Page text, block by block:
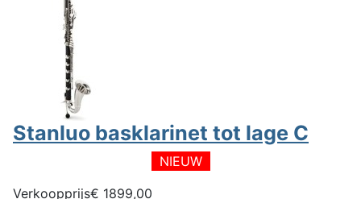
Stanluo basklarinet tot lage C
NIEUW
Verkoopprijs€ 1899,00